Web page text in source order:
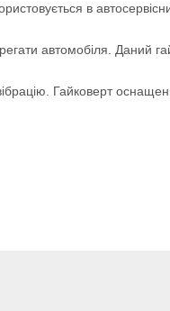
в
автомобіля. Даний
Гайковерт